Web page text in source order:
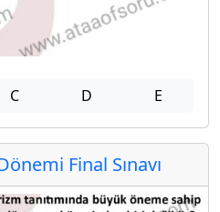
C D E
Final Sınavı